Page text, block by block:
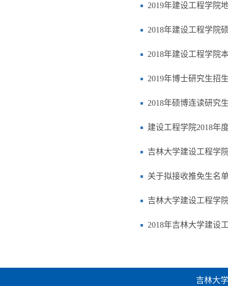
2019年建设工程学院
2018年建设工程学院
2018年建设工程学院
2019年博士研究生招
2018年硕博连读研究
建设工程学院2018年
吉林大学建设工程学
关于拟接收推免生名
吉林大学建设工程学
2018年吉林大学建设
吉林大